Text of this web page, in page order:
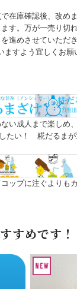
在庫確認後、改め
す。万が一売り切
進めさせていただ
すよう宜しくお願
い成人まで楽しめ
たい！ 糀だるまが
ップに注ぐよりも
すめです！